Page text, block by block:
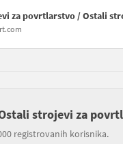
za povrtlarstvo / Ostali
strojevi za
registrovanih korisnika.